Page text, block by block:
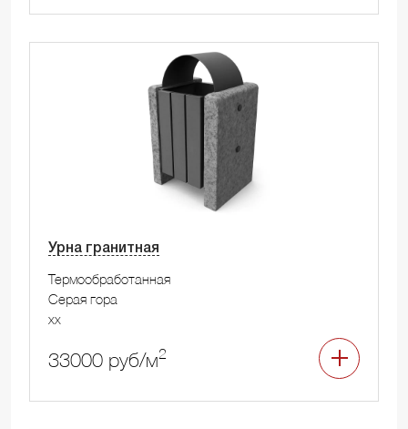
Урна гранитная
Термообработанная
Серая гора
xx
33000 руб/м2